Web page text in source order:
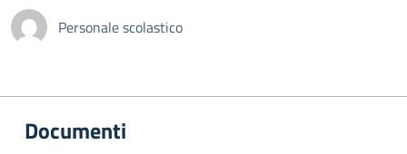
Personale scolastico
Documenti